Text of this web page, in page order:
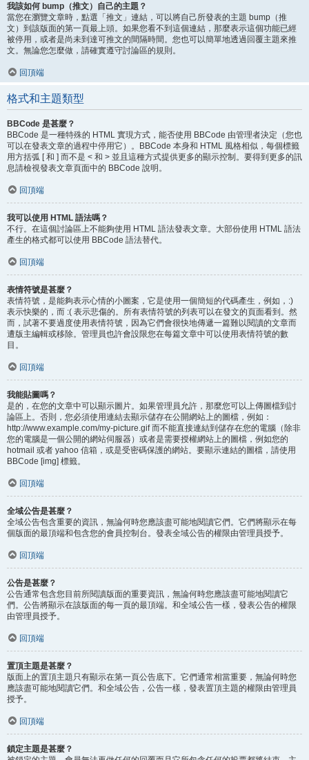
我該如何 bump（推文）自己的主題？
當您在瀏覽文章時，點選「推文」連結，可以將自己所發表的主題 bump（推
文）到該版面的第一頁最上頭。如果您看不到這個連結，那麼表示這個功能已經
被停用，或者是尚未到達可推文的間隔時間。您也可以簡單地透過回覆主題來推
文。無論您怎麼做，請確實遵守討論區的規則。
回頂端
格式和主題類型
BBCode 是甚麼？
BBCode 是一種特殊的 HTML 實現方式，能否使用 BBCode 由管理者決定（您也
可以在發表文章的過程中停用它）。BBCode 本身和 HTML 風格相似，每個標籤
用方括弧 [ 和 ] 而不是 < 和 > 並且這種方式提供更多的顯示控制。要得到更多的訊
息請檢視發表文章頁面中的 BBCode 說明。
回頂端
我可以使用 HTML 語法嗎？
不行。在這個討論區上不能夠使用 HTML 語法發表文章。大部份使用 HTML 語法
產生的格式都可以使用 BBCode 語法替代。
回頂端
表情符號是甚麼？
表情符號，是能夠表示心情的小圖案，它是使用一個簡短的代碼產生，例如，:)
表示快樂的，而 :( 表示悲傷的。所有表情符號的列表可以在發文的頁面看到。然
而，試著不要過度使用表情符號，因為它們會很快地傳遞一篇難以閱讀的文章而
遭版主編輯或移除。管理員也許會設限您在每篇文章中可以使用表情符號的數
目。
回頂端
我能貼圖嗎？
是的，在您的文章中可以顯示圖片。如果管理員允許，那麼您可以上傳圖檔到討
論區上。否則，您必須使用連結去顯示儲存在公開網站上的圖檔，例如：
http://www.example.com/my-picture.gif 而不能直接連結到儲存在您的電腦（除非
您的電腦是一個公開的網站伺服器）或者是需要授權網站上的圖檔，例如您的
hotmail 或者 yahoo 信箱，或是受密碼保護的網站。要顯示連結的圖檔，請使用
BBCode [img] 標籤。
回頂端
全域公告是甚麼？
全域公告包含重要的資訊，無論何時您應該盡可能地閱讀它們。它們將顯示在每
個版面的最頂端和包含您的會員控制台。發表全域公告的權限由管理員授予。
回頂端
公告是甚麼？
公告通常包含您目前所閱讀版面的重要資訊，無論何時您應該盡可能地閱讀它
們。公告將顯示在該版面的每一頁的最頂端。和全域公告一樣，發表公告的權限
由管理員授予。
回頂端
置頂主題是甚麼？
版面上的置頂主題只有顯示在第一頁公告底下。它們通常相當重要，無論何時您
應該盡可能地閱讀它們。和全域公告，公告一樣，發表置頂主題的權限由管理員
授予。
回頂端
鎖定主題是甚麼？